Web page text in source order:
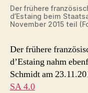
Der frühere
d’Estaing beim
November 2015 teil
Der frühere
d’Estaing nahm
Schmidt am
SA 4.0